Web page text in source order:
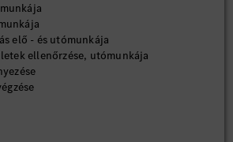
elő - és utómunkája
ellenőrzése, utómunkája